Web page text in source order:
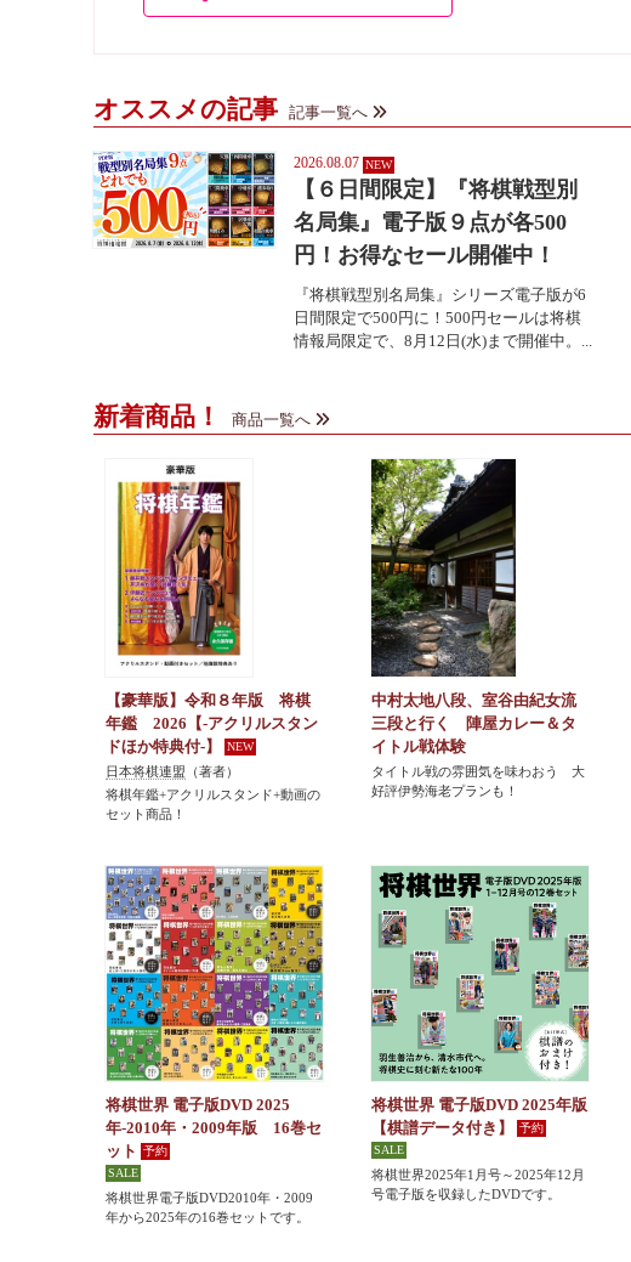
オススメの記事 記事一覧へ
2026.08.07
【６日間限定】『将棋戦型別
名局集』電子版９点が各500
円！お得なセール開催中！
『将棋戦型別名局集』シリーズ電子版が6
日間限定で500円に！500円セールは将棋
情報局限定で、8月12日(水)まで開催中。...
新着商品！ 商品一覧へ
【豪華版】令和８年版 将棋
年鑑 2026【-アクリルスタン
ドほか特典付-】
日本将棋連盟 （著者）
将棋年鑑+アクリルスタンド+動画の
セット商品！
中村太地八段、室谷由紀女流
三段と行く 陣屋カレー＆タ
イトル戦体験
タイトル戦の雰囲気を味わおう 大
好評伊勢海老プランも！
将棋世界 電子版DVD 2025
年-2010年・2009年版 16巻セ
ット
将棋世界電子版DVD2010年・2009
年から2025年の16巻セットです。
将棋世界 電子版DVD 2025年版
【棋譜データ付き】
将棋世界2025年1月号～2025年12月
号電子版を収録したDVDです。